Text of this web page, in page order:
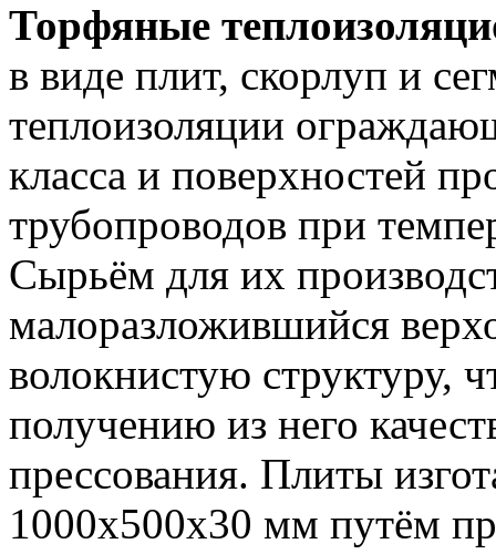
Торфяные
в виде плит, скорлуп и
теплоизоляции
класса и поверхностей
трубопроводов при
Сырьём для их
малоразложившийся
волокнистую структуру,
получению из него
прессования. Плиты
1000x500x30 мм путём